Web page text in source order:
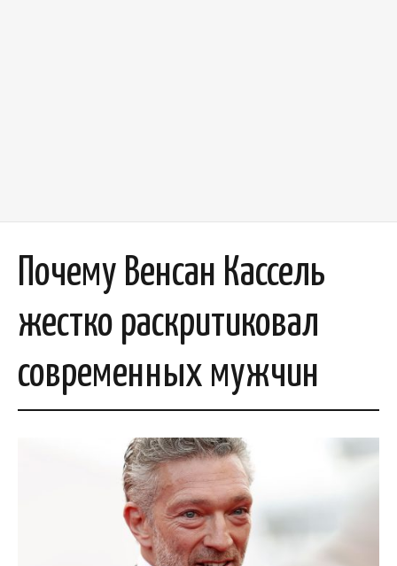
Почему Венсан Кассель
жестко раскритиковал
современных мужчин